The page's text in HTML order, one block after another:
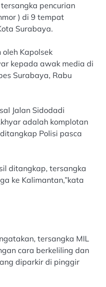
pencurian
) di 9 tempat
Surabaya.
Kapolsek
kepada awak media di
Surabaya, Rabu
Jalan Sidodadi
adalah komplotan
Polisi pasca
ditangkap, tersangka
ke Kalimantan,”kata
tersangka MIL
cara berkeliling dan
diparkir di pinggir